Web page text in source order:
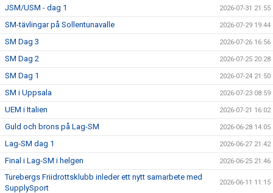
JSM/USM - dag 1 2026-07-31 21:55
SM-tävlingar på Sollentunavalle 2026-07-29 19:44
SM Dag 3 2026-07-26 16:56
SM Dag 2 2026-07-25 20:28
SM Dag 1 2026-07-24 21:50
SM i Uppsala 2026-07-23 08:59
UEM i Italien 2026-07-21 16:02
Guld och brons på Lag-SM 2026-06-28 14:05
Lag-SM dag 1 2026-06-27 21:42
Final i Lag-SM i helgen 2026-06-25 21:46
Turebergs Friidrottsklubb inleder ett nytt samarbete med
SupplySport
2026-06-11 11:15